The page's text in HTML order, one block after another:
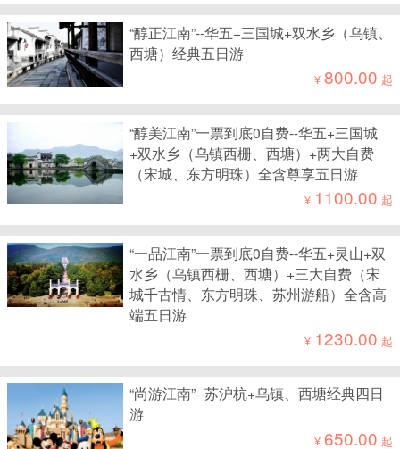
“醇正江南”--华五+三国城+双水乡（乌镇、
西塘）经典五日游
¥800.00 起
“醇美江南”一票到底0自费--华五+三国城
+双水乡（乌镇西栅、西塘）+两大自费
（宋城、东方明珠）全含尊享五日游
¥ 1100.00 起
“一品江南”一票到底0自费--华五+灵山+双
水乡（乌镇西栅、西塘）+三大自费（宋
城千古情、东方明珠、苏州游船）全含高
端五日游
¥ 1230.00 起
“尚游江南”--苏沪杭+乌镇、西塘经典四日
游
¥650.00 起